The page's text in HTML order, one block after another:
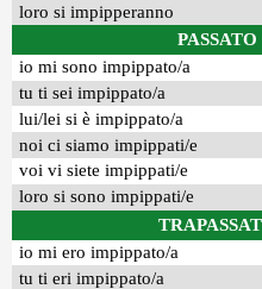
loro si impipperanno
io mi sono impippato/a
tu ti sei impippato/a
lui/lei si è impippato/a
noi ci siamo impippati/e
voi vi siete impippati/e
loro si sono impippati/e
io mi ero impippato/a
tu ti eri impippato/a